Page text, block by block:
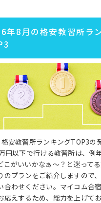
年8月の格安教習所ラ
安教習所ランキングTOP3の
円以下で行ける教習所は、例
こがいいかなぁ～？と迷って
のプランをご紹介しますので
合わせください。マイコム合
応えするため、総力を上げて